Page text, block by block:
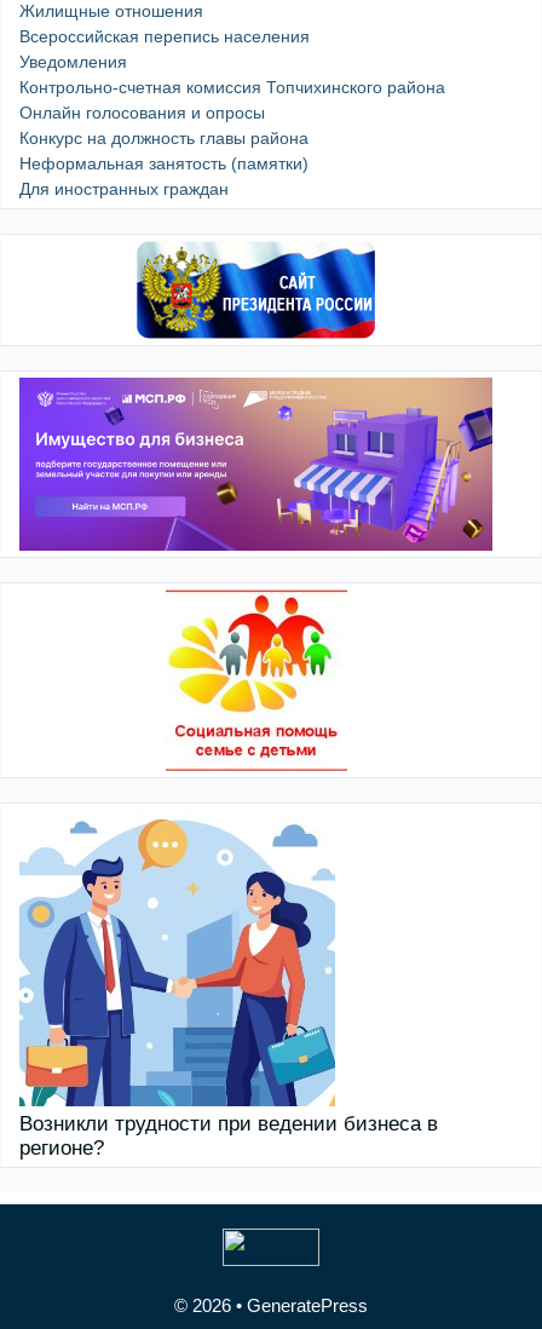
Жилищные отношения
Всероссийская перепись населения
Уведомления
Контрольно-счетная комиссия Топчихинского района
Онлайн голосования и опросы
Конкурс на должность главы района
Неформальная занятость (памятки)
Для иностранных граждан
Возникли трудности при ведении бизнеса в
регионе?
© 2026 • GeneratePress